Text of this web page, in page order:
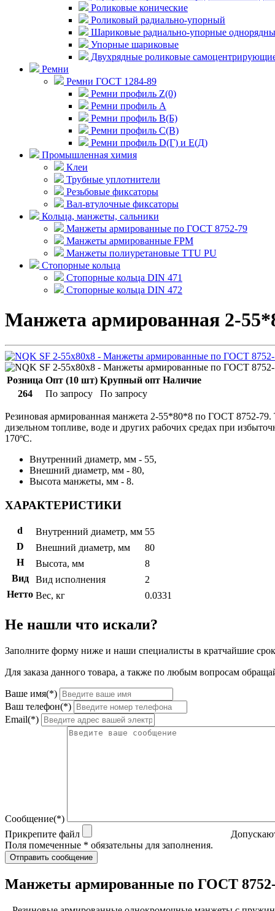
Роликовые конические
Роликовый радиально-упорный
Шариковые радиально-упорные
Упорные шариковые
Двухрядные роликовые
Ремни
Ремни ГОСТ 1284-89
Ремни профиль Z(0)
Ремни профиль А
Ремни профиль В(Б)
Ремни профиль С(В)
Ремни профиль D(Г) и E(Д)
Промышленная химия
Клеи
Трубные уплотнители
Резьбовые фиксаторы
Вал-втулочные фиксаторы
Кольца, манжеты, сальники
Манжеты армированные по ГОСТ 8752-79
Манжеты армированные FPM
Манжеты полиуретановые TTU PU
Стопорные кольца
Стопорные кольца DIN 471
Стопорные кольца DIN 472
Манжета армированная 2-
Розница Опт (10 шт) Крупный опт Наличие
264
По запросу По запросу
Резиновая армированная манжета 2-55*80*8 по ГОСТ 8752-
дизельном топливе, воде и других рабочих средах при
170ºС.
Внутренний диаметр, мм - 55,
Внешний диаметр, мм - 80,
Высота манжеты, мм - 8.
ХАРАКТЕРИСТИКИ
d Внутренний диаметр, мм 55
D
Внешний диаметр, мм
80
H
Высота, мм
8
Вид
Вид исполнения
2
Нетто Вес, кг 0.0331
Не нашли что искали?
Заполните форму ниже и наши специалисты в кратчайшие
Для заказа данного товара, а также по любым вопросам
Ваше имя(*)
Ваш телефон(*)
Email(*)
Сообщение(*)
Прикрепите файл
Поля помеченные * обязательны для заполнения.
Отправить сообщение
Манжеты армированные по ГОСТ